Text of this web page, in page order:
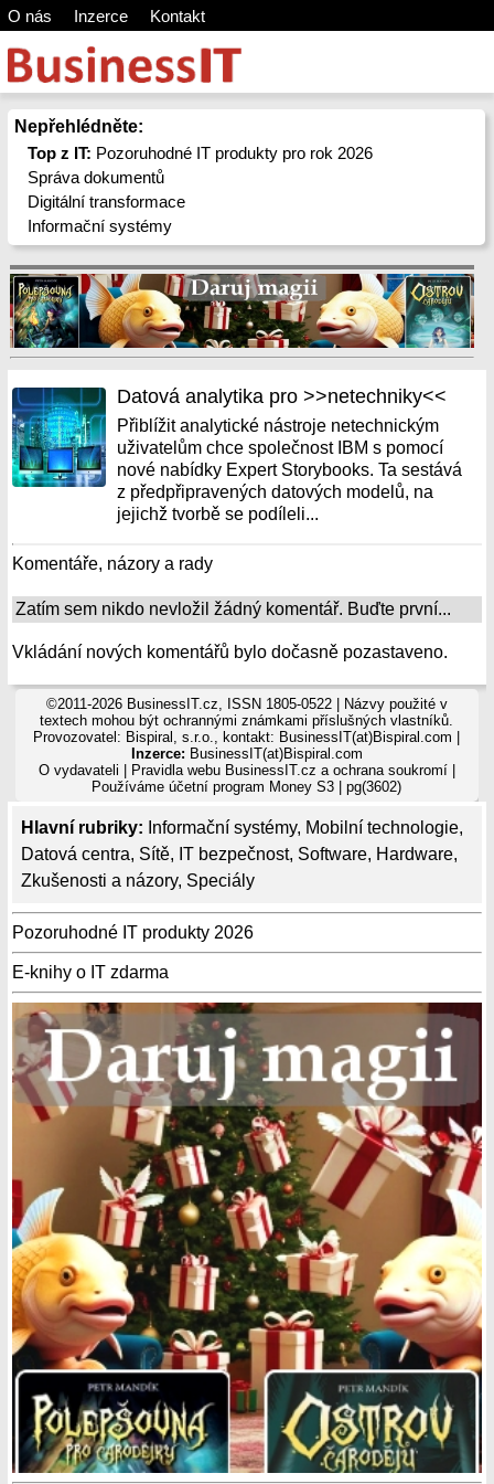
O nás Inzerce Kontakt
Nepřehlédněte:
Top z IT: Pozoruhodné IT produkty pro rok 2026
Správa dokumentů
Digitální transformace
Informační systémy
Hlavní rubriky: Informační systémy, Mobilní technologie,
Datová centra, Sítě, IT bezpečnost, Software, Hardware,
Zkušenosti a názory, Speciály
Pozoruhodné IT produkty 2026
E-knihy o IT zdarma
Datová analytika pro >>netechniky<<
Přiblížit analytické nástroje netechnickým
uživatelům chce společnost IBM s pomocí
nové nabídky Expert Storybooks. Ta sestává
z předpřipravených datových modelů, na
jejichž tvorbě se podíleli...
Komentáře, názory a rady
Zatím sem nikdo nevložil žádný komentář. Buďte první...
Vkládání nových komentářů bylo dočasně pozastaveno.
©2011-2026 BusinessIT.cz, ISSN 1805-0522 | Názvy použité v
textech mohou být ochrannými známkami příslušných vlastníků.
Provozovatel: Bispiral, s.r.o., kontakt: BusinessIT(at)Bispiral.com |
Inzerce: BusinessIT(at)Bispiral.com
O vydavateli
Pravidla webu BusinessIT.cz a ochrana soukromí|
Používámeúčetní program Money S3 | pg(3602)